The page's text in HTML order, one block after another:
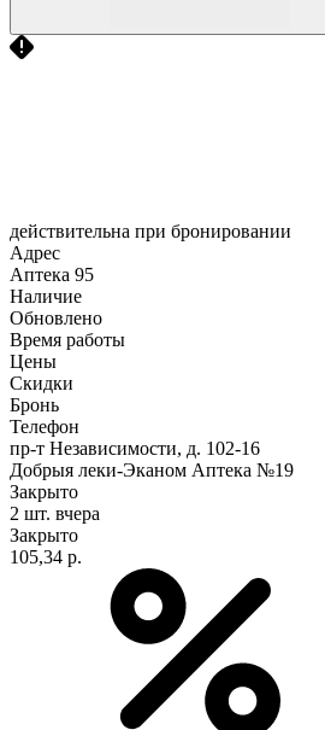
действительна при бронировании
Адрес
Аптека 95
Наличие
Обновлено
Время работы
Цены
Скидки
Бронь
Телефон
пр-т Независимости, д. 102-16
Добрыя леки-Эканом Аптека №19
Закрыто
2 шт. вчера
Закрыто
105,34 р.